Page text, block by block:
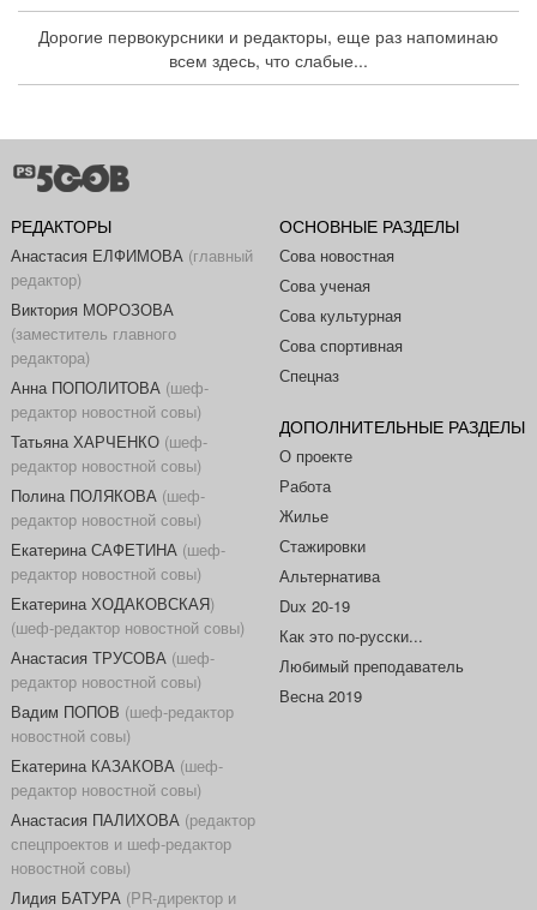
Дорогие первокурсники и редакторы, еще раз напоминаю
всем здесь, что слабые...
РЕДАКТОРЫ
Анастасия ЕЛФИМОВА (главный
редактор)
Виктория МОРОЗОВА
(заместитель главного
редактора)
Анна ПОПОЛИТОВА (шеф-
редактор новостной совы)
Татьяна ХАРЧЕНКО(шеф-
редактор новостной совы)
Полина ПОЛЯКОВА (шеф-
редактор новостной совы)
Екатерина САФЕТИНА (шеф-
редактор новостной совы)
Екатерина ХОДАКОВСКАЯ)
(шеф-редактор новостной совы)
Анастасия ТРУСОВА (шеф-
редактор новостной совы)
Вадим ПОПОВ (шеф-редактор
новостной совы)
Екатерина КАЗАКОВА (шеф-
редактор новостной совы)
Анастасия ПАЛИХОВА (редактор
спецпроектов и шеф-редактор
новостной совы)
Лидия БАТУРА (PR-директор и
ОСНОВНЫЕ РАЗДЕЛЫ
Сова новостная
Сова ученая
Сова культурная
Сова спортивная
Спецназ
ДОПОЛНИТЕЛЬНЫЕ РАЗДЕЛЫ
О проекте
Работа
Жилье
Стажировки
Альтернатива
Dux 20-19
Как это по-русски...
Любимый преподаватель
Весна 2019